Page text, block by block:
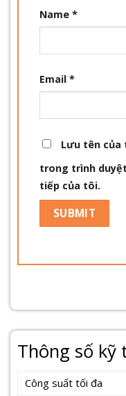
Name *
Email *
Lưu tên của
trong trình
tiếp của tôi.
Thông số kỹ
Công suất tối đa